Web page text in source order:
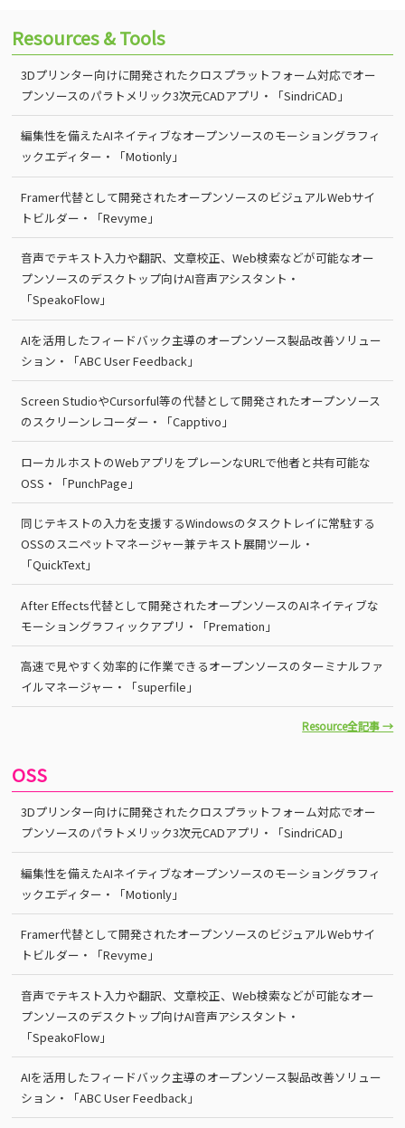
Resources & Tools
3Dプリンター向けに開発されたクロスプラットフォーム対応でオー
プンソースのパラトメリック3次元CADアプリ・「SindriCAD」
編集性を備えたAIネイティブなオープンソースのモーショングラフィ
ックエディター・「Motionly」
Framer代替として開発されたオープンソースのビジュアルWebサイ
トビルダー・「Revyme」
音声でテキスト入力や翻訳、文章校正、Web検索などが可能なオー
プンソースのデスクトップ向けAI音声アシスタント・
「SpeakoFlow」
AIを活用したフィードバック主導のオープンソース製品改善ソリュー
ション・「ABC User Feedback」
Screen StudioやCursorful等の代替として開発されたオープンソース
のスクリーンレコーダー・「Capptivo」
ローカルホストのWebアプリをプレーンなURLで他者と共有可能な
OSS・「PunchPage」
同じテキストの入力を支援するWindowsのタスクトレイに常駐する
OSSのスニペットマネージャー兼テキスト展開ツール・
「QuickText」
After Effects代替として開発されたオープンソースのAIネイティブな
モーショングラフィックアプリ・「Premation」
高速で見やすく効率的に作業できるオープンソースのターミナルファ
イルマネージャー・「superfile」
Resource全記事 →
OSS
3Dプリンター向けに開発されたクロスプラットフォーム対応でオー
プンソースのパラトメリック3次元CADアプリ・「SindriCAD」
編集性を備えたAIネイティブなオープンソースのモーショングラフィ
ックエディター・「Motionly」
Framer代替として開発されたオープンソースのビジュアルWebサイ
トビルダー・「Revyme」
音声でテキスト入力や翻訳、文章校正、Web検索などが可能なオー
プンソースのデスクトップ向けAI音声アシスタント・
「SpeakoFlow」
AIを活用したフィードバック主導のオープンソース製品改善ソリュー
ション・「ABC User Feedback」